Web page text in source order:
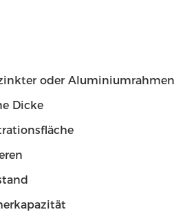
oder Aluminiumrahmen
Dicke